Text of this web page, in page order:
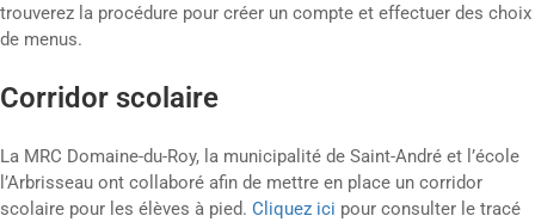
trouverez la procédure pour créer un compte et effectuer des choix
de menus.
Corridor scolaire
La MRC Domaine-du-Roy, la municipalité de Saint-André et l’école
l’Arbrisseau ont collaboré afin de mettre en place un corridor
scolaire pour les élèves à pied. Cliquez ici pour consulter le tracé